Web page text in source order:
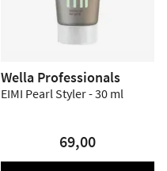
Wella Professionals
EIMI Pearl Styler - 30 ml
69,00